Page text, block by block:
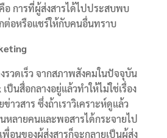
การที่ผู้ส่งสารได้ไปประสบพบ
ต่อหรือแชร์ให้กับคนอื่นทราบ
รวดเร็ว จากสภาพสังคมในปัจจุบัน
ป็นสื่อกลางอยู่แล้วทำให้ไม่ใช่เรื่อง
าวสาร ซึ่งถ้าเราวิเคราะห์ดูแล้ว
หลายคนและพอสารได้กระจายไป
พื่อนของผู้ส่งสารก็จะกลายเป็นผู้ส่ง